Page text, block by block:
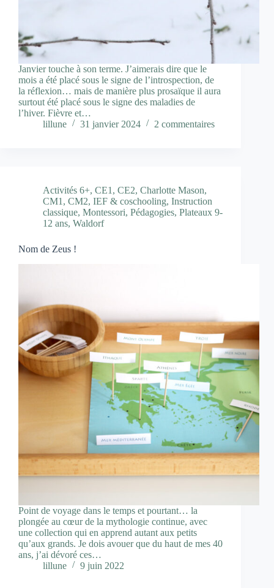
Janvier touche à son terme. J’aimerais dire que le
mois a été placé sous le signe de l’introspection, de
la réflexion… mais de manière plus prosaïque il aura
surtout été placé sous le signe des maladies de
l’hiver. Fièvre et…
lillune
31 janvier 2024 2 commentaires
Activités 6+, CE1 , CE2, Charlotte Mason,
CM1 , CM2, IEF & coschooling, Instruction
classique, Montessori, Pédagogies, Plateaux 9-
12 ans, Waldorf
Nom de Zeus !
Point de voyage dans le temps et pourtant… la
plongée au cœur de la mythologie continue, avec
une collection qui en apprend autant aux petits
qu’aux grands. Je dois avouer que du haut de mes 40
ans, j’ai dévoré ces…
lillune
9 juin 2022